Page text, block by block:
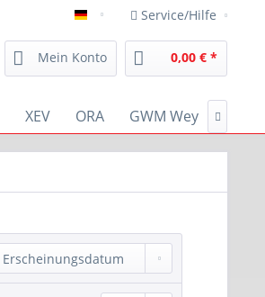
deutsch Service/Hilfe
Mein Konto 0,00 € *
XEV ORA GWM Wey 